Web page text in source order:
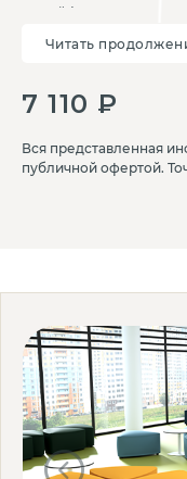
кожей (имеются
устойчива к
влажной тканью.
устойчивости пуф
Читать
7 110 ₽
Вся представленная
публичной офертой.